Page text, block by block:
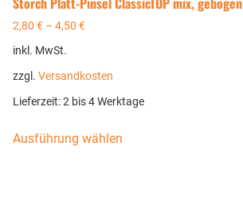
2,80 € – 4,50 €
inkl. MwSt.
zzgl. Versandkosten
Lieferzeit:2 bis 4 Werktage
Ausführung wählen